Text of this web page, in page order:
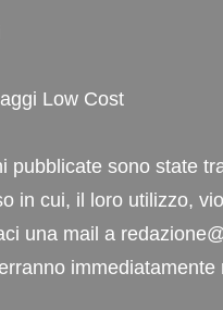
Low Cost
pubblicate sono state
in cui, il loro utilizzo,
una mail a
immediatamente